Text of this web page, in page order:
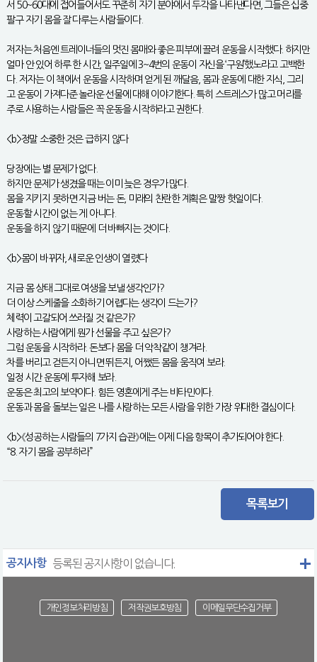
서 50~60대에 접어들어서도 꾸준히 자기 분야에서 두각을 나타낸다면, 그들은 십중
팔구 자기 몸을 잘 다루는 사람들이다.
저자는 처음엔 트레이너들의 멋진 몸매와 좋은 피부에 끌려 운동을 시작했다. 하지만
얼마 안 있어 하루 한 시간, 일주일에 3~4번의 운동이 자신을 ‘구원’했노라고 고백한
다. 저자는 이 책에서 운동을 시작하며 얻게 된 깨달음, 몸과 운동에 대한 지식, 그리
고 운동이 가져다준 놀라운 선물에 대해 이야기한다. 특히 스트레스가 많고 머리를
주로 사용하는 사람들은 꼭 운동을 시작하라고 권한다.
<b>정말 소중한 것은 급하지 않다
당장에는 별 문제가 없다.
하지만 문제가 생겼을 때는 이미 늦은 경우가 많다.
몸을 지키지 못하면 지금 버는 돈, 미래의 찬란한 계획은 말짱 헛일이다.
운동할 시간이 없는 게 아니다.
운동을 하지 않기 때문에 더 바빠지는 것이다.
<b>몸이 바뀌자, 새로운 인생이 열렸다
지금 몸 상태 그대로 여생을 보낼 생각인가?
더 이상 스케줄을 소화하기 어렵다는 생각이 드는가?
체력이 고갈되어 쓰러질 것 같은가?
사랑하는 사람에게 뭔가 선물을 주고 싶은가?
그럼 운동을 시작하라. 돈보다 몸을 더 악착같이 챙겨라.
차를 버리고 걷든지 아니면 뛰든지, 어쨌든 몸을 움직여 보라.
일정 시간 운동에 투자해 보라.
운동은 최고의 보약이다. 힘든 영혼에게 주는 비타민이다.
운동과 몸을 돌보는 일은 나를 사랑하는 모든 사람을 위한 가장 위대한 결심이다.
<b>《성공하는 사람들의 7가지 습관》에는 이제 다음 항목이 추가되어야 한다.
“8. 자기 몸을 공부하라”
목록보기
공지사항 등록된 공지사항이 없습니다.
개인정보처리방침 저작권보호방침 이메일무단수집거부